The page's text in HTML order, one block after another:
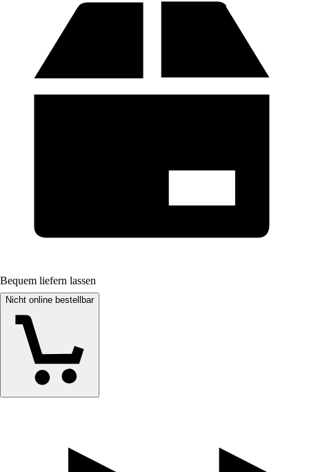
Bequem liefern lassen
Nicht online bestellbar